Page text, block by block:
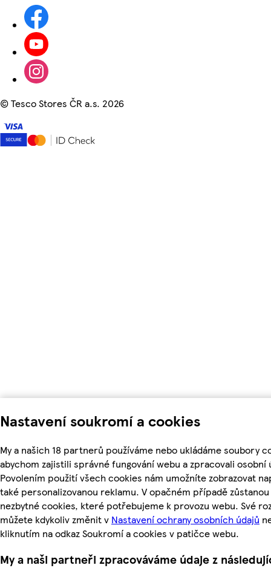
Nastavení soukromí a cookies
My a našich 18 partnerů používáme nebo ukládáme soubory
abychom zajistili správné fungování webu a zpracovali osobní
Povolením použití všech cookies nám umožníte zobrazovat
také personalizovanou reklamu. V opačném případě
nezbytné cookies, které potřebujeme k provozu webu. Své
můžete kdykoliv změnit v Nastavení ochrany osobních údajů
kliknutím na odkaz Soukromí a cookies v patičce webu.
My a naši partneři zpracováváme údaje z
©Tesco Stores ČR a.s. 2026